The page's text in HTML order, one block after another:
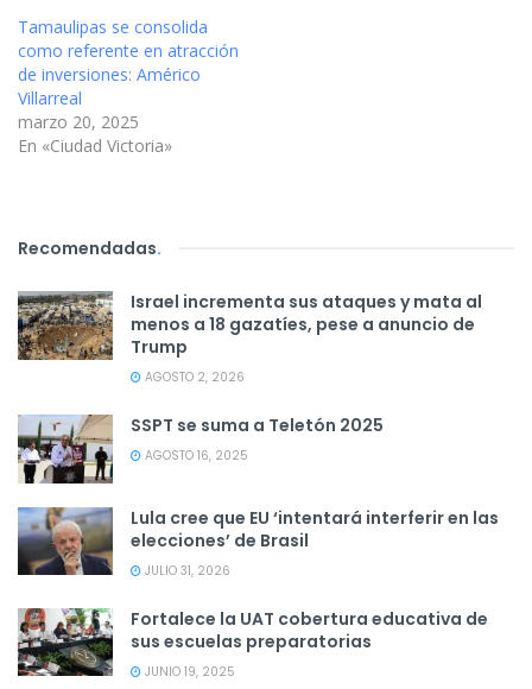
Tamaulipas se consolida
como referente en atracción
de inversiones: Américo
Villarreal
marzo 20, 2025
En «Ciudad Victoria»
Recomendadas.
Israel incrementa sus ataques y mata al
menos a 18 gazatíes, pese a anuncio de
Trump
AGOSTO 2, 2026
SSPT se suma a Teletón 2025
AGOSTO 16, 2025
Lula cree que EU ‘intentará interferir en las
elecciones’ de Brasil
JULIO 31, 2026
Fortalece la UAT cobertura educativa de
sus escuelas preparatorias
JUNIO 19, 2025